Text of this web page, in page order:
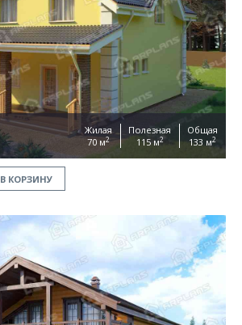
Жилая
70 м2
Полезная
115 м2
Общая
133 м2
В КОРЗИНУ